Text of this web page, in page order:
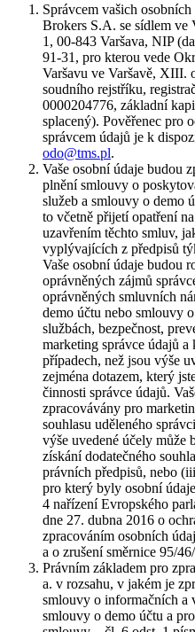
Správcem vašich
Brokers S.A. se sídlem ve
1, 00-843 Varšava, NIP
91-31, pro kterou vede
Varšavu ve Varšavě, XIII.
soudního rejstříku,
0000204776, základní
splacený). Pověřenec pro
správcem údajů je k
odo@tms.pl.
Vaše osobní údaje budou
plnění smlouvy o
služeb a smlouvy o demo
to včetně přijetí opatření
uzavřením těchto smluv,
vyplývajících z předpisů
Vaše osobní údaje budou
oprávněných zájmů
oprávněných smluvních
demo účtu nebo smlouvy
službách, bezpečnost,
marketing správce údajů
případech, než jsou výše
zejména dotazem, který
činnosti správce údajů.
zpracovávány pro
souhlasu uděleného
výše uvedené účely může
získání dodatečného
právních předpisů, nebo
pro který byly osobní
4 nařízení Evropského
dne 27. dubna 2016 o
zpracováním osobních
a o zrušení směrnice 95/
Právním základem pro
a. v rozsahu, v jakém je
smlouvy o informačních a
smlouvy o demo účtu a